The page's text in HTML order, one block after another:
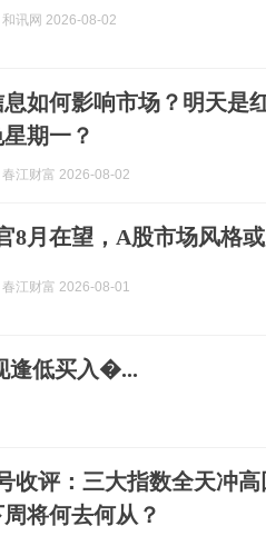
和讯网 2026-08-02
息如何影响市场？明天是
期一？
春江财富 2026-08-02
8月在望，A股市场风格
春江财富 2026-08-01
逢低买入�...
收评：三大指数全天冲高
将何去何从？